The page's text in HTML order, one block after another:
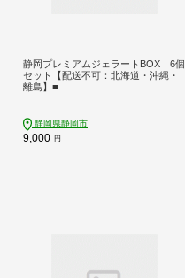
静岡プレミアムジェラートBOX 6個
セット【配送不可：北海道・沖縄・
離島】■
静岡県静岡市
9,000 円